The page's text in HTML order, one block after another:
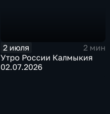
2 июля
2 мин
Утро России Калмыкия
02.07.2026